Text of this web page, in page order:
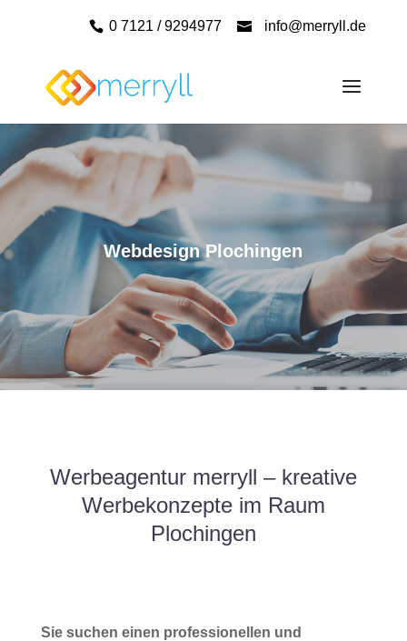
0 7121 / 9294977 info@merryll.de
Webdesign Plochingen
Werbeagentur merryll – kreative
Werbekonzepte im Raum
Plochingen
Sie suchen einen professionellen und